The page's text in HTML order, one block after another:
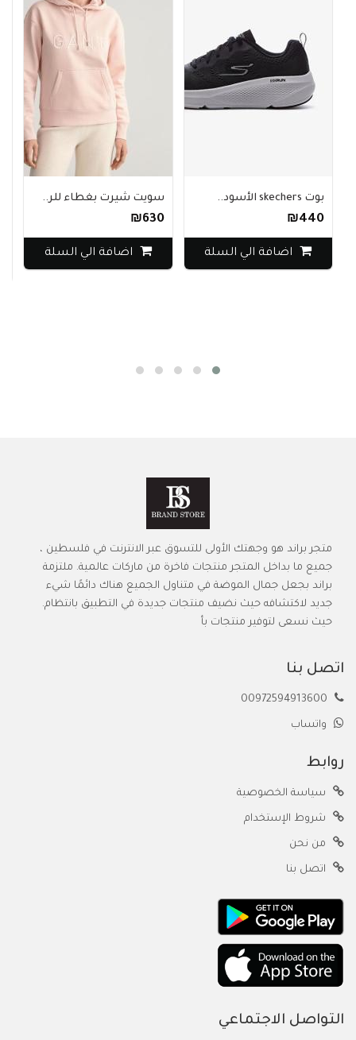
بوت skechers الأسود..
₪440
اضافة الي السلة
سويت شيرت بغطاء للر..
₪630
اضافة الي السلة
متجر براند هو وجهتك الأولى للتسوق عبر الانترنت في فلسطين ،
جميع ما بداخل المتجر منتجات فاخرة من ماركات عالمية. ملتزمة
براند بجعل جمال الموضة في متناول الجميع هناك دائمًا شيء
جديد لاكتشافه حيث نضيف منتجات جديدة في التطبيق بانتظام.
حيث نسعى لتوفير منتجات بأ
اتصل بنا
واتساب
روابط
سياسة الخصوصية
شروط الإستخدام
من نحن
اتصل بنا
التواصل الاجتماعي